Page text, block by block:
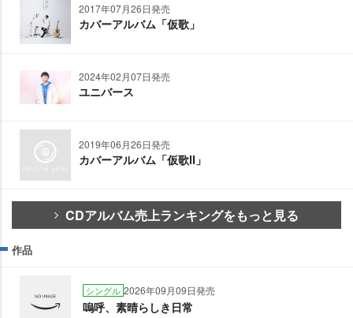
2017年07月26日発売
カバーアルバム「仮歌」
2024年02月07日発売
ユニバース
2019年06月26日発売
カバーアルバム「仮歌Ⅱ」
CDアルバム売上ランキングをもっと見る
作品
シングル 2026年09月09日発売
嗚呼、素晴らしき日常